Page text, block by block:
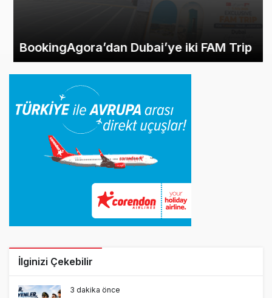
BookingAgora’dan Dubai’ye iki FAM Trip
İlginizi Çekebilir
3 dakika önce